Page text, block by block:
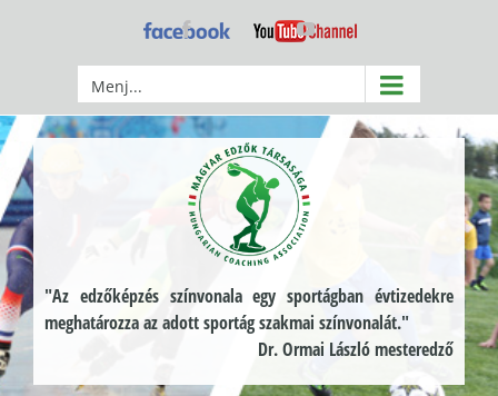
Facebook YouTube
Menj...
"Az edzőképzés színvonala egy sportágban évtizedekre
meghatározza az adott sportág szakmai színvonalát."
Dr. Ormai László mesteredző